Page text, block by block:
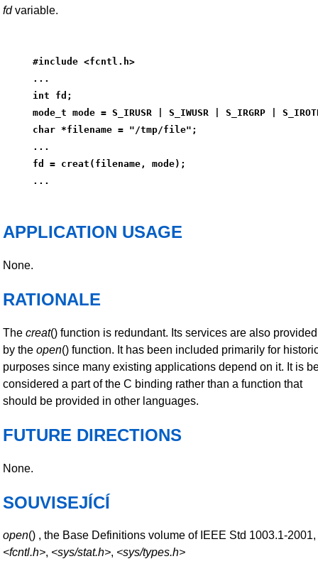
fdvariable.
#include <fcntl.h>
...
int fd;
mode_t mode = S_IRUSR | S_IWUSR | S_IRGRP |
char *filename = "/tmp/file";
...
fd = creat(filename, mode);
...
APPLICATION USAGE
None.
RATIONALE
The creat() function is redundant. Its services are also provided
by the open() function. It has been included primarily for
purposes since many existing applications depend on it. It is
considered a part of the C binding rather than a function that
should be provided in other languages.
FUTURE DIRECTIONS
None.
SOUVISEJÍCÍ
open() , the Base Definitions volume of IEEE Std 1003.1-2001,
<fcntl.h>, <sys/stat.h>, <sys/types.h>